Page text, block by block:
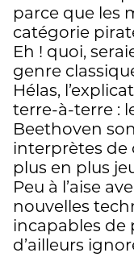
parce que les
catégorie
Eh ! quoi,
genre
Hélas,
terre-à-terre :
Beethoven
interprètes de
plus en plus
Peu à l’aise
nouvelles
incapables de
d’ailleurs